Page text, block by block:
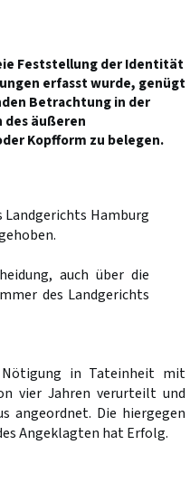
Feststellung der Identität
erfasst wurde, genügt
Betrachtung in der
des äußeren
Kopfform zu belegen.
Landgerichts Hamburg
auch über die
des Landgerichts
Nötigung in Tateinheit mit
vier Jahren verurteilt und
angeordnet. Die hiergegen
Angeklagten hat Erfolg.